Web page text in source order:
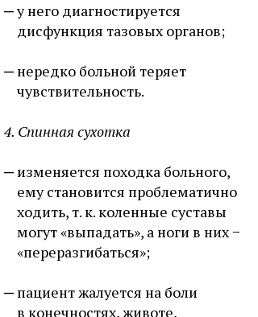
у него диагностируется
дисфункция тазовых органов;
нередко больной теряет
чувствительность.
4. Спинная сухотка
изменяется походка больного,
ему становится проблематично
ходить, т. к. коленные суставы
могут «выпадать», а ноги в них −
«переразгибаться»;
пациент жалуется на боли
в конечностях, животе,